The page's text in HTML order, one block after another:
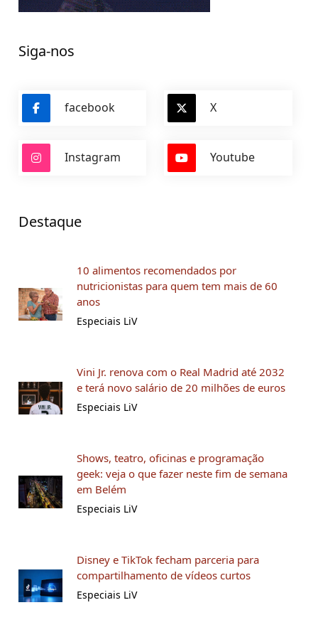
Siga-nos
facebook X
Instagram Youtube
Destaque
10 alimentos recomendados por
nutricionistas para quem tem mais de 60
anos
Especiais LiV
Vini Jr. renova com o Real Madrid até 2032
e terá novo salário de 20 milhões de euros
Especiais LiV
Shows, teatro, oficinas e programação
geek: veja o que fazer neste fim de semana
em Belém
Especiais LiV
Disney e TikTok fecham parceria para
compartilhamento de vídeos curtos
Especiais LiV